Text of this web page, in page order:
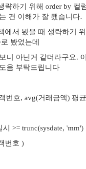
략하기 위해 order by 컬
건 이해가 잘 됐습니다.
에서 봤을 때 생략하기
봤었는데
니 아닌거 같더라구요.
움 부탁드립니다
번호, avg(거래금액) 평
시 >= trunc(sysdate, 'mm')
번호 )